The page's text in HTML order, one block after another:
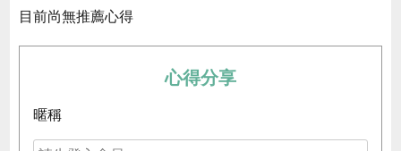
目前尚無推薦心得
心得分享
暱稱